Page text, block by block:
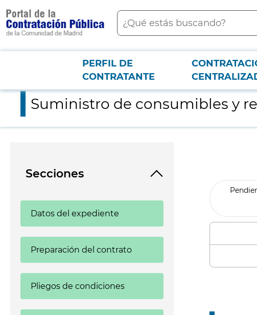
contenido
principal
Buscar
Menú PCON
PERFIL DE
CONTRATANTE
Suministro de consumibles y repuestos informáticos para Metro de
Suministro de consumibles y
Secciones
Datos del expediente
Preparación del contrato
Pliegos de condiciones